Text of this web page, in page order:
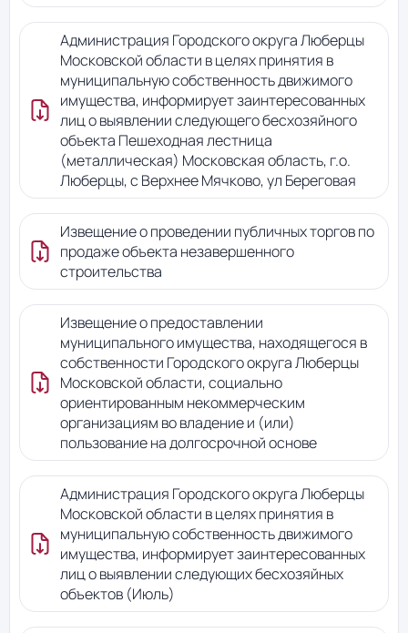
Администрация Городского округа Люберцы
Московской области в целях принятия в
муниципальную собственность движимого
имущества, информирует заинтересованных
лиц о выявлении следующего бесхозяйного
объекта Пешеходная лестница
(металлическая) Московская область, г.о.
Люберцы, с Верхнее Мячково, ул Береговая
Извещение о проведении публичных торгов по
продаже объекта незавершенного
строительства
Извещение о предоставлении
муниципального имущества, находящегося в
собственности Городского округа Люберцы
Московской области, социально
ориентированным некоммерческим
организациям во владение и (или)
пользование на долгосрочной основе
Администрация Городского округа Люберцы
Московской области в целях принятия в
муниципальную собственность движимого
имущества, информирует заинтересованных
лиц о выявлении следующих бесхозяйных
объектов (Июль)